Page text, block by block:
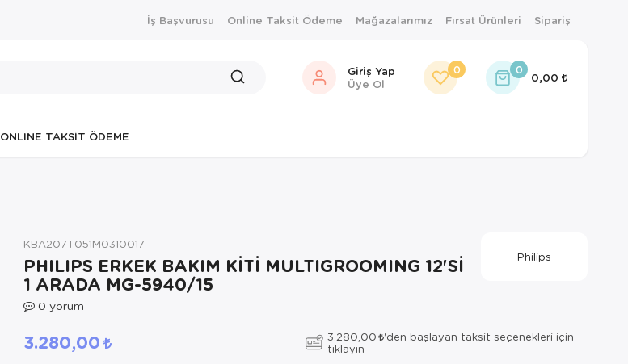
İş Başvurusu Online Taksit Ödeme Mağazalarımız Fırsat Ürünleri Sipariş
Giriş Yap
Üye Ol
0 0
0,00
ONLINE TAKSIT ÖDEME
KBA207T051M0310017
PHILIPS ERKEK BAKIM KİTİ MULTIGROOMING 12'Sİ
1 ARADA MG-5940/15
0 yorum
Philips
3.280,00 3.280,00 'den başlayan taksit seçenekleri için
tıklayın